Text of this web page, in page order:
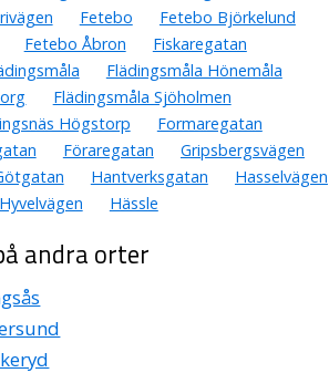
Fetebo
Fetebo Björkelund
Fetebo Åbron
Fiskaregatan
Flädingsmåla Hönemåla
Flädingsmåla Sjöholmen
Högstorp
Formaregatan
Föraregatan
Gripsbergsvägen
Hantverksgatan
Hasselvägen
Hyvelvägen Hässle
andra orter